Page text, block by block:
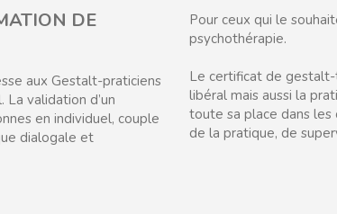
DE
aux Gestalt-praticiens
La validation d’un
en individuel, couple
dialogale et
Pour ceux qui le
psychothérapie.
Le certificat de
libéral mais aussi la
toute sa place dans les
de la pratique, de